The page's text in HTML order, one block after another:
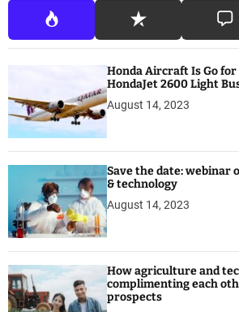
Honda Aircraft Is Go
HondaJet 2600 Light
August 14, 2023
Save the date: webinar
& technology
August 14, 2023
How agriculture and
complimenting each
prospects